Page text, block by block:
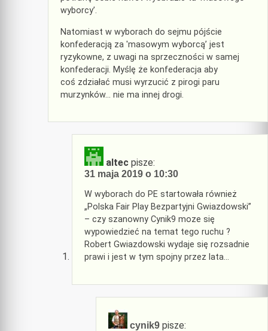
wyborcy’.
Natomiast w wyborach do sejmu pójście
konfederacją za 'masowym wyborcą’ jest
ryzykowne, z uwagi na sprzeczności w samej
konfederacji. Myślę że konfederacja aby
coś zdziałać musi wyrzucić z pirogi paru
murzynków… nie ma innej drogi.
altec pisze:
31 maja 2019 o 10:30
W wyborach do PE startowała również
„Polska Fair Play Bezpartyjni Gwiazdowski”
– czy szanowny Cynik9 moze się
wypowiedzieć na temat tego ruchu ?
Robert Gwiazdowski wydaje się rozsadnie
prawi i jest w tym spojny przez lata…
cynik9 pisze: